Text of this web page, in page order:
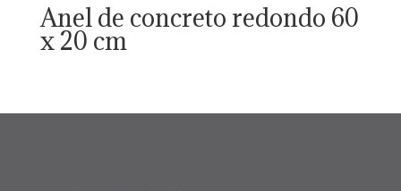
Anel de concreto redondo 60
x 20 cm